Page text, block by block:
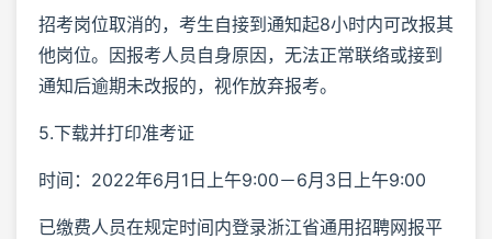
招考岗位取消的，考生自接到通知起8小时内可改报其
他岗位。因报考人员自身原因，无法正常联络或接到
通知后逾期未改报的，视作放弃报考。
5.下载并打印准考证
时间：2022年6月1日上午9:00－6月3日上午9:00
已缴费人员在规定时间内登录浙江省通用招聘网报平